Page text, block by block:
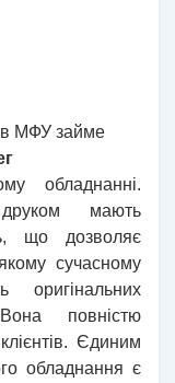
МФУ займе
обладнанні.
мають
що дозволяє
сучасному
оригінальних
повністю
Єдиним
обладнання є